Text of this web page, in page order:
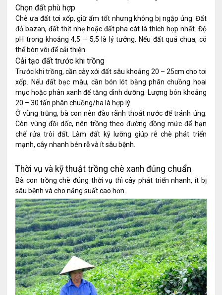
Chọn đất phù hợp
Chè ưa đất tơi xốp, giữ ẩm tốt nhưng không bị ngập úng. Đất
đỏ bazan, đất thịt nhẹ hoặc đất pha cát là thích hợp nhất. Độ
pH trong khoảng 4,5 – 5,5 là lý tưởng. Nếu đất quá chua, có
thể bón vôi để cải thiện.
Cải tạo đất trước khi trồng
Trước khi trồng, cần cày xới đất sâu khoảng 20 – 25cm cho tơi
xốp. Nếu đất bạc màu, cần bón lót bằng phân chuồng hoai
mục hoặc phân xanh để tăng dinh dưỡng. Lượng bón khoảng
20 – 30 tấn phân chuồng/ha là hợp lý.
Ở vùng trũng, bà con nên đào rãnh thoát nước để tránh úng.
Còn vùng đồi dốc, nên trồng theo đường đồng mức để hạn
chế rửa trôi đất. Làm đất kỹ lưỡng giúp rễ chè phát triển
mạnh, cây nhanh bén rễ và ít sâu bệnh.
Thời vụ và kỹ thuật trồng chè xanh đúng chuẩn
Bà con trồng chè đúng thời vụ thì cây phát triển nhanh, ít bị
sâu bệnh và cho năng suất cao hơn.